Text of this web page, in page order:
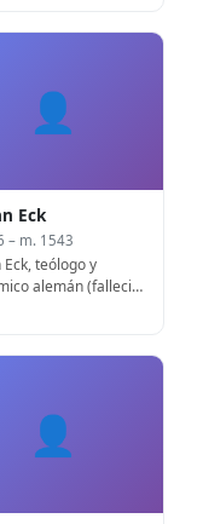
👤
Eck
– m. 1543
Eck, teólogo y
alemán (fallecido
👤